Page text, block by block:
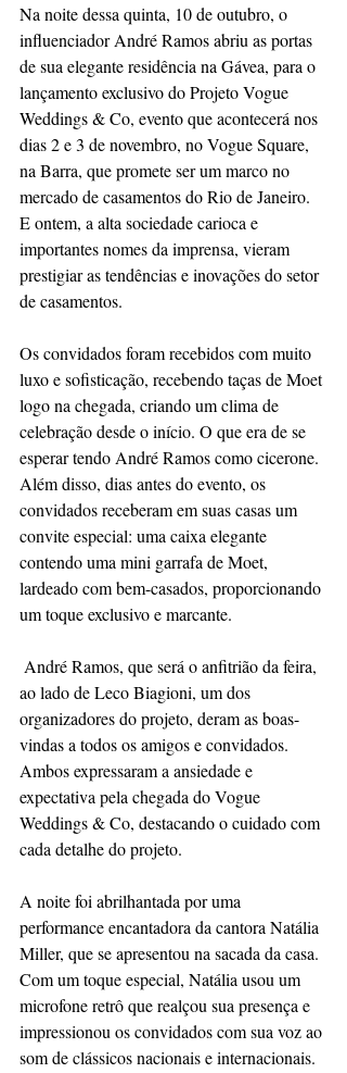
Na noite dessa quinta, 10 de outubro, o
influenciador André Ramos abriu as portas
de sua elegante residência na Gávea, para o
lançamento exclusivo do Projeto Vogue
Weddings & Co, evento que acontecerá nos
dias 2 e 3 de novembro, no Vogue Square,
na Barra, que promete ser um marco no
mercado de casamentos do Rio de Janeiro.
E ontem, a alta sociedade carioca e
importantes nomes da imprensa, vieram
prestigiar as tendências e inovações do setor
de casamentos.
Os convidados foram recebidos com muito
luxo e sofisticação, recebendo taças de Moet
logo na chegada, criando um clima de
celebração desde o início. O que era de se
esperar tendo André Ramos como cicerone.
Além disso, dias antes do evento, os
convidados receberam em suas casas um
convite especial: uma caixa elegante
contendo uma mini garrafa de Moet,
lardeado com bem-casados, proporcionando
um toque exclusivo e marcante.
ao lado de Leco Biagioni, um dos
organizadores do projeto, deram as boas-
vindas a todos os amigos e convidados.
Ambos expressaram a ansiedade e
expectativa pela chegada do Vogue
Weddings & Co, destacando o cuidado com
cada detalhe do projeto.
A noite foi abrilhantada por uma
performance encantadora da cantora Natália
Miller, que se apresentou na sacada da casa.
Com um toque especial, Natália usou um
microfone retrô que realçou sua presença e
impressionou os convidados com sua voz ao
som de clássicos nacionais e internacionais.